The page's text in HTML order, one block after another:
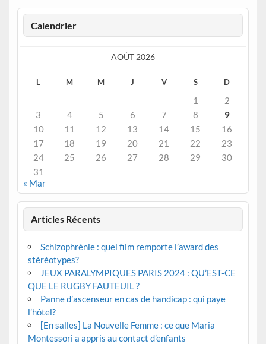
Calendrier
AOÛT 2026
L M M J V S D
1
2
3
4 5 6 7 8
9
10
11 12 13 14 15
16
17
18 19 20 21 22
23
24
25 26 27 28 29
30
31
« Mar
Articles Récents
Schizophrénie : quel film remporte l’award des
stéréotypes?
JEUX PARALYMPIQUES PARIS 2024 : QU’EST-CE
QUE LE RUGBY FAUTEUIL ?
Panne d’ascenseur en cas de handicap : qui paye
l’hôtel?
[En salles] La Nouvelle Femme : ce que Maria
Montessori a appris au contact d’enfants